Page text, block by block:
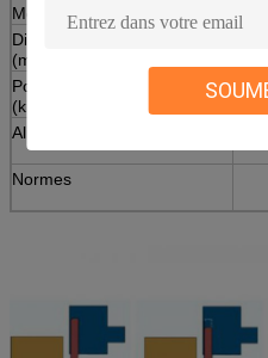
Mode de baisse
Dimension de machine
(millimètres)
Poids de machine
(kilogramme)
Alimentation d'énergie
Normes